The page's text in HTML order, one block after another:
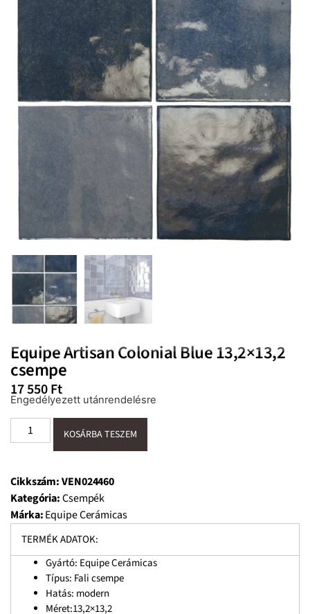
Equipe Artisan Colonial Blue 13,2×13,2
csempe
17 550Ft
Engedélyezett utánrendelésre
KOSÁRBA TESZEM
Cikkszám:VEN024460
Kategória:Csempék
Márka:Equipe Cerámicas
TERMÉK ADATOK:
Gyártó: Equipe Cerámicas
Típus: Fali csempe
Hatás: modern
Méret:13,2×13,2